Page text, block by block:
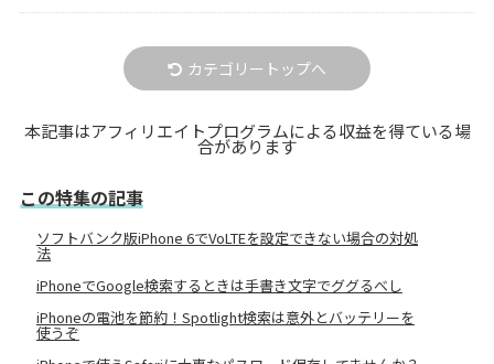
カテゴリートップへ
本記事はアフィリエイトプログラムによる収益を得ている場
合があります
この特集の記事
ソフトバンク版iPhone 6でVoLTEを設定できない場合の対処
法
iPhoneでGoogle検索するときは手書き文字でググるべし
iPhoneの電池を節約！Spotlight検索は意外とバッテリーを
使うぞ